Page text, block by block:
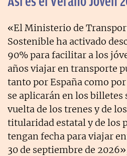
«El Ministerio de
Sostenible ha activado
90% para facilitar a los
años viajar en transporte
tanto por España como
se aplicarán en los billetes
vuelta de los trenes y de
titularidad estatal y de los
tengan fecha para viajar
30 de septiembre de